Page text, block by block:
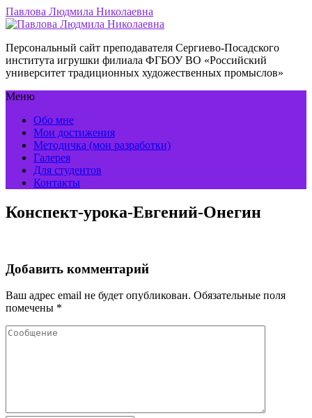
Павлова Людмила Николаевна
Персональный сайт преподавателя Сергиево-Посадского
института игрушки филиала ФГБОУ ВО «Российский
университет традиционных художественных промыслов»
Меню
Обо мне
Мои достижения
Методичка (мои разработки)
Галерея
Для студентов
Контакты
Конспект-урока-Евгений-Онегин
Добавить комментарий
Ваш адрес email не будет опубликован. Обязательные поля
помечены *